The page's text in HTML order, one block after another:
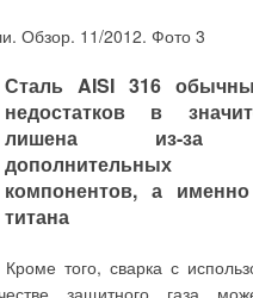
Сталь AISI 316
недостатков в
лишена из-за
дополнительных
компонентов, а
титана
Кроме того, сварка с
водосчетчики
способные
проверенных
изделий позволяет
стоимость. Дальнейший
достигаться
сбора